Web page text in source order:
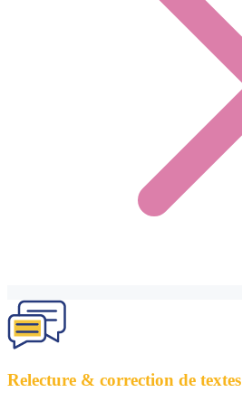
Relecture & correction de textes